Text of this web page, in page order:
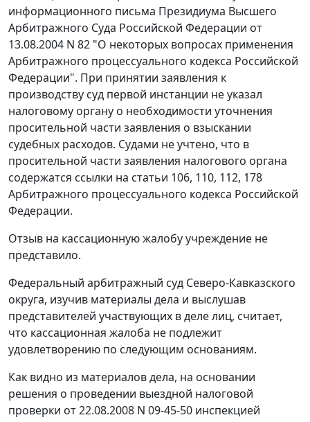
информационного письма Президиума Высшего
Арбитражного Суда Российской Федерации от
13.08.2004 N 82 "О некоторых вопросах применения
Арбитражного процессуального кодекса Российской
Федерации". При принятии заявления к
производству суд первой инстанции не указал
налоговому органу о необходимости уточнения
просительной части заявления о взыскании
судебных расходов. Судами не учтено, что в
просительной части заявления налогового органа
содержатся ссылки на статьи 106, 110, 112, 178
Арбитражного процессуального кодекса Российской
Федерации.
Отзыв на кассационную жалобу учреждение не
представило.
Федеральный арбитражный суд Северо-Кавказского
округа, изучив материалы дела и выслушав
представителей участвующих в деле лиц, считает,
что кассационная жалоба не подлежит
удовлетворению по следующим основаниям.
Как видно из материалов дела, на основании
решения о проведении выездной налоговой
проверки от 22.08.2008 N 09-45-50 инспекцией